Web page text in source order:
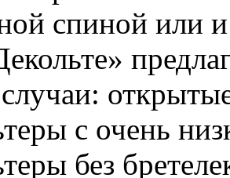
спиной или
с очень
без